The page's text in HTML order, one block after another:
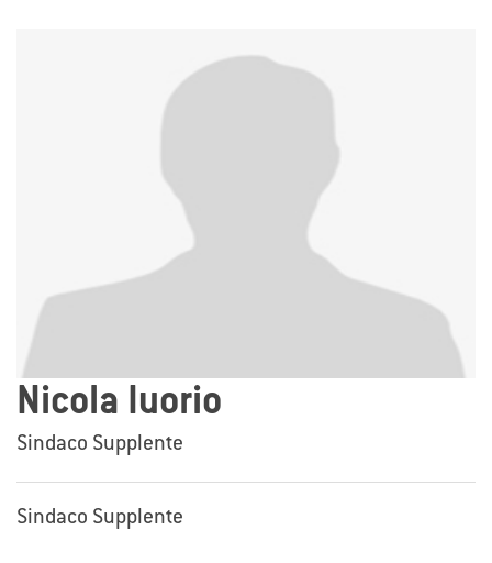
Nicola Iuorio
Sindaco Supplente
Sindaco Supplente